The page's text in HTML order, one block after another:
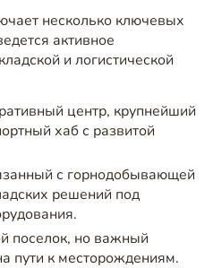
несколько ключевых
активное
и логистической
центр, крупнейший
хаб с развитой
с горнодобывающей
решений под
поселок, но важный
пути к месторождениям.